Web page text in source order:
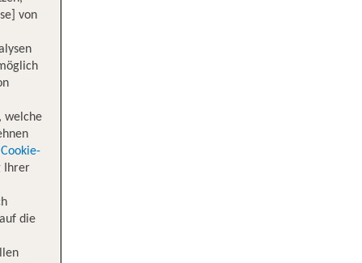
von
welche
Cookie-
Ihrer
die